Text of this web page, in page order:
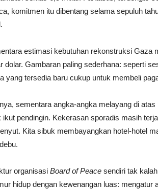
komitmen itu dibentang selama sepuluh
estimasi kebutuhan rekonstruksi Gaza
dolar. Gambaran paling sederhana: seperti
yang tersedia baru cukup untuk membeli
sementara angka-angka melayang di
ikut pendingin. Kekerasan sporadis masih
Kita sibuk membayangkan hotel-hotel
organisasi Board of Peace sendiri tak
hidup dengan kewenangan luas: